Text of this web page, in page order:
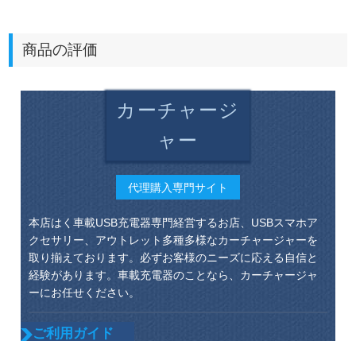
商品の評価
カーチャージ
ャー
代理購入専門サイト
本店はく車載USB充電器専門経営するお店、USBスマホア
クセサリー、アウトレット多種多様なカーチャージャーを
取り揃えております。必ずお客様のニーズに応える自信と
経験があります。車載充電器のことなら、カーチャージャ
ーにお任せください。
ご利用ガイド